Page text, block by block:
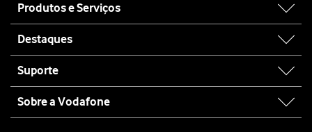
map
Produtos e Serviços
Destaques
Suporte
Sobre a Vodafone